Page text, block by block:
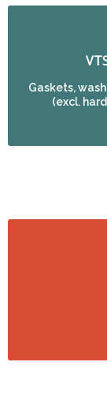
Gaskets,
(excl.